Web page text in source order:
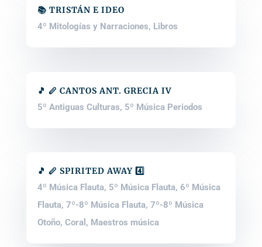
📚 TRISTÁN E IDEO
4º Mitologías y Narraciones, Libros
🎵 🪈 CANTOS ANT. GRECIA IV
5º Antiguas Culturas, 5º Música Periodos
🎵 🪈 SPIRITED AWAY 4️⃣
4º Música Flauta, 5º Música Flauta, 6º Música
Flauta, 7º-8º Música Flauta, 7º-8º Música
Otoño, Coral , Maestros música